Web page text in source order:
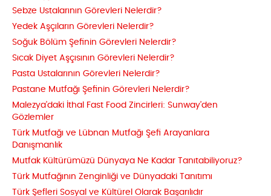
Sebze Ustalarının Görevleri Nelerdir?
Yedek Aşçıların Görevleri Nelerdir?
Soğuk Bölüm Şefinin Görevleri Nelerdir?
Sıcak Diyet Aşçısının Görevleri Nelerdir?
Pasta Ustalarının Görevleri Nelerdir?
Pastane Mutfağı Şefinin Görevleri Nelerdir?
Malezya’daki İthal Fast Food Zincirleri: Sunway’den
Gözlemler
Türk Mutfağı ve Lübnan Mutfağı Şefi Arayanlara
Danışmanlık
Mutfak Kültürümüzü Dünyaya Ne Kadar Tanıtabiliyoruz?
Türk Mutfağının Zenginliği ve Dünyadaki Tanıtımı
Türk Şefleri Sosyal ve Kültürel Olarak Başarılıdır